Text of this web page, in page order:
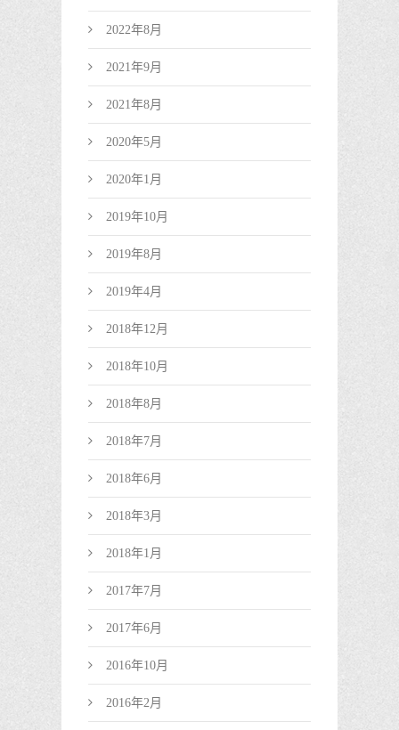
2022年8月
2021年9月
2021年8月
2020年5月
2020年1月
2019年10月
2019年8月
2019年4月
2018年12月
2018年10月
2018年8月
2018年7月
2018年6月
2018年3月
2018年1月
2017年7月
2017年6月
2016年10月
2016年2月